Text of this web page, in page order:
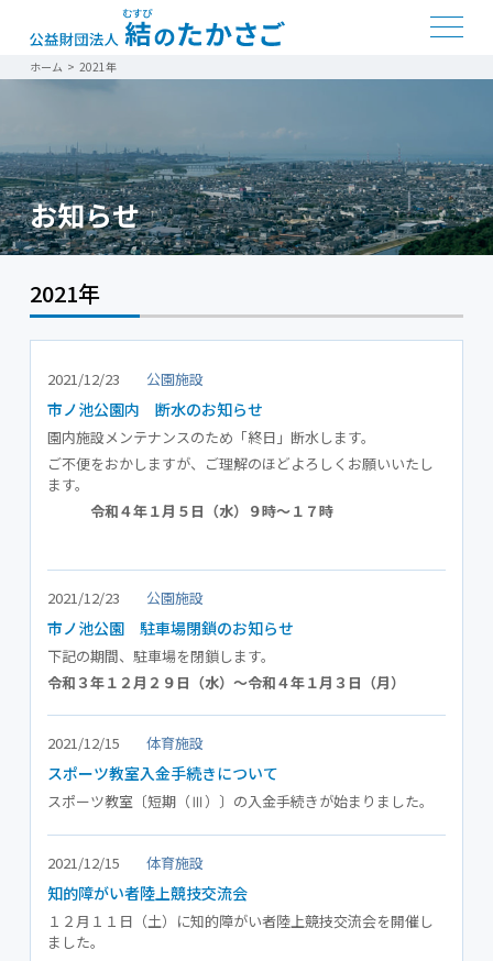
ホーム > 2021年
お知らせ
2021年
2021/12/23 公園施設
市ノ池公園内 断水のお知らせ
園内施設メンテナンスのため「終日」断水します。
ご不便をおかしますが、ご理解のほどよろしくお願いいたし
ます。
令和４年１月５日（水）９時～１７時
2021/12/23 公園施設
市ノ池公園 駐車場閉鎖のお知らせ
下記の期間、駐車場を閉鎖します。
令和３年１２月２９日（水）～令和４年１月３日（月）
2021/12/15 体育施設
スポーツ教室入金手続きについて
スポーツ教室〔短期（Ⅲ）〕の入金手続きが始まりました。
2021/12/15 体育施設
知的障がい者陸上競技交流会
１２月１１日（土）に知的障がい者陸上競技交流会を開催し
ました。